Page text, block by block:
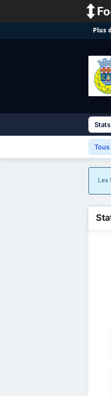
Plus
Stats
Tous
Les